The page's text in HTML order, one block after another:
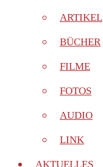
ARTIKEL
BÜCHER
FILME
FOTOS
AUDIO
LINK
AKTUELLES